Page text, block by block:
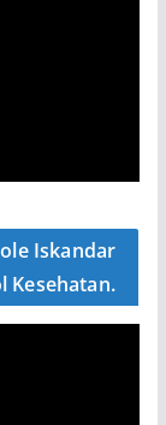
Iskandar
Kesehatan.